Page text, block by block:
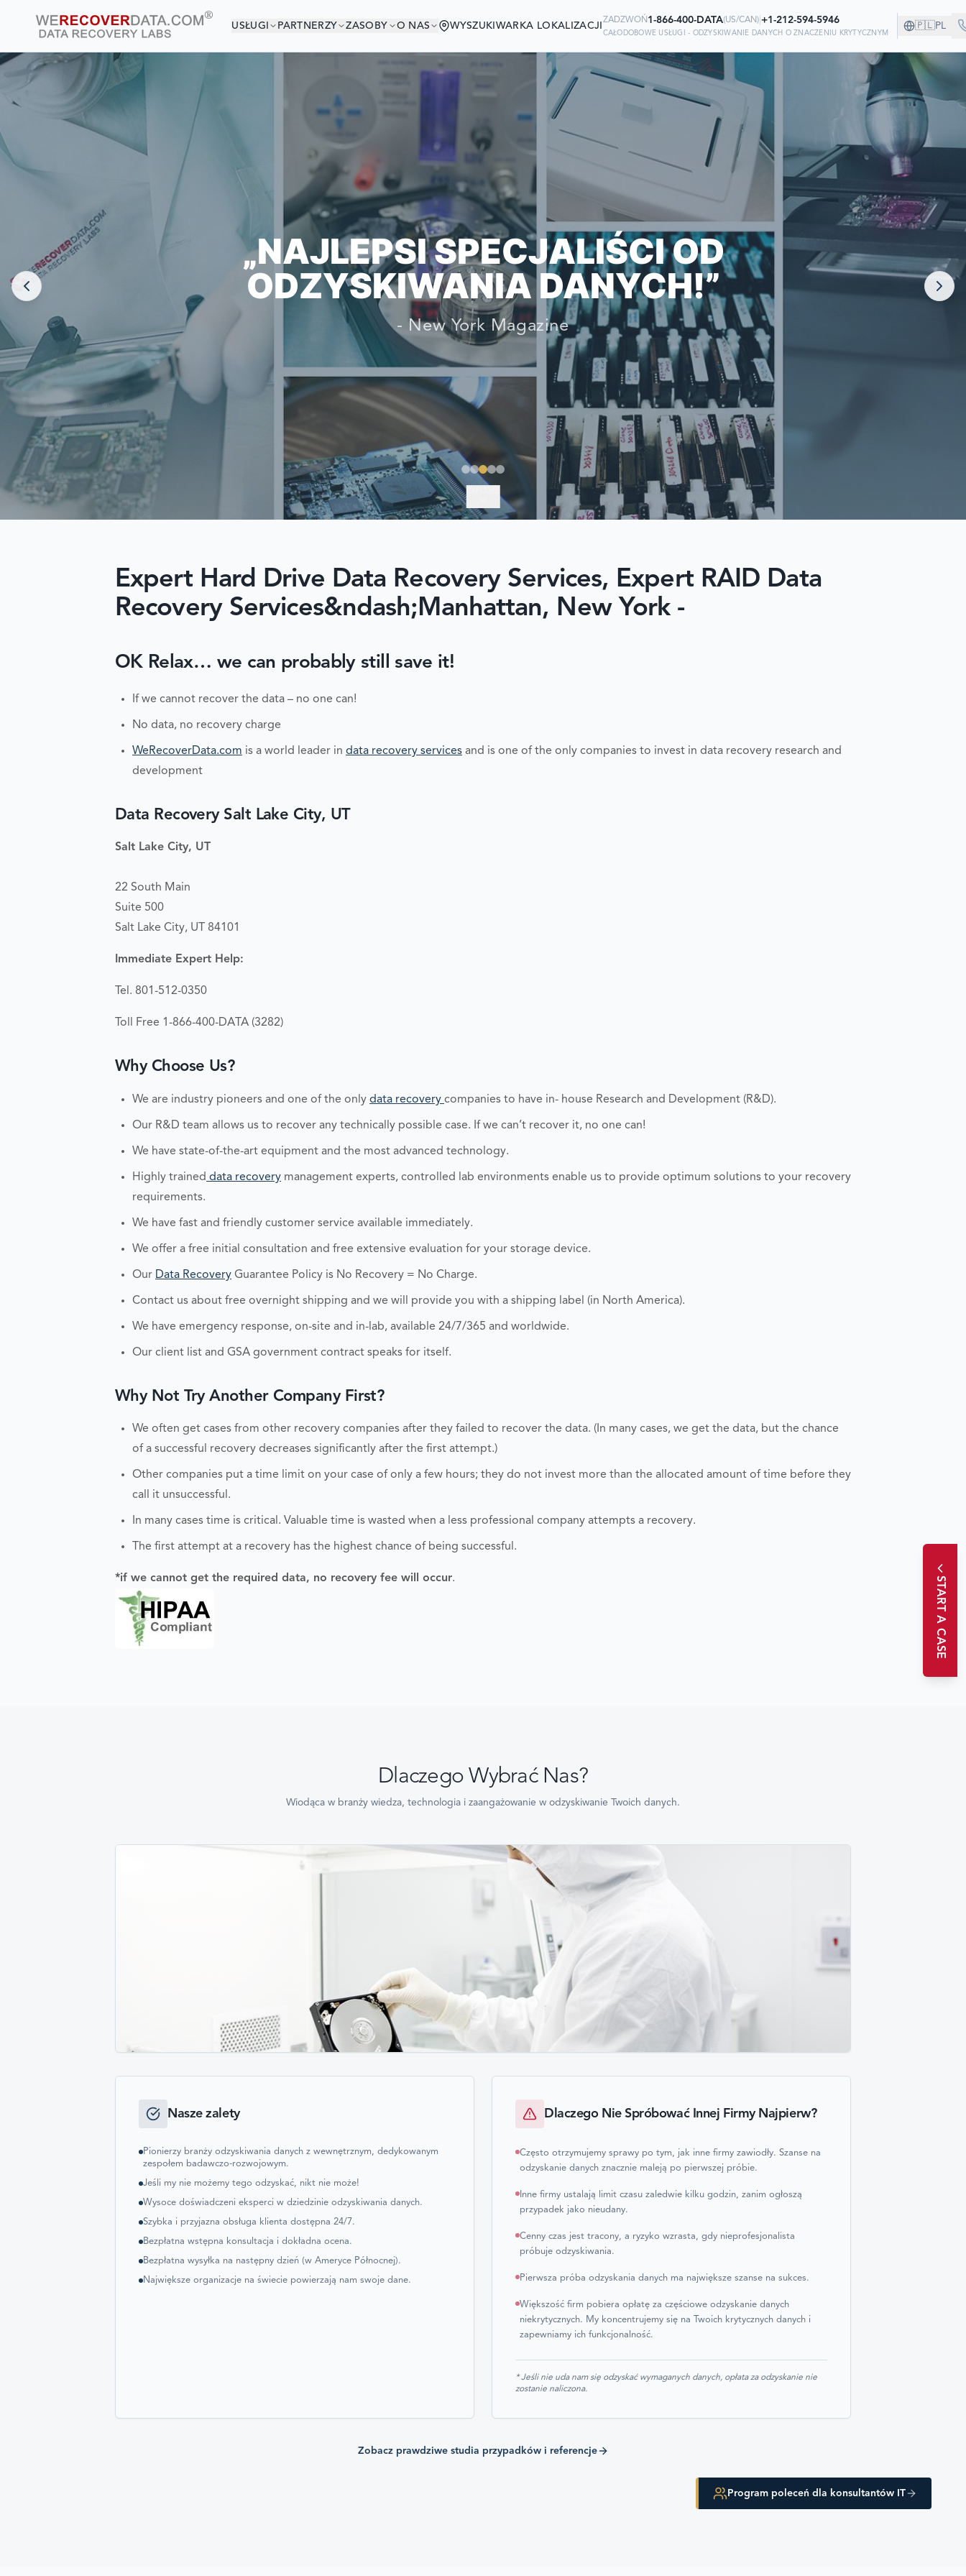
USŁUGI PARTNERZY ZASOBY O NAS WYSZUKIWARKA LOKALIZACJI
ZADZWOŃ1-866-400-DATA(US/CAN)| +1-212-594-5946
CAŁODOBOWE USŁUGI - ODZYSKIWANIE DANYCH O ZNACZENIU KRYTYCZNYM
🇵🇱PL
JESTEŚ W DOBRYM TOWARZYSTWIE!
NAJWIĘKSZE FIRMY ŚWIATA POLEGAJĄ NA NAS W ODZYSKIWANIU
SWOICH DANYCH
„NAJLEPSI SPECJALIŚCI OD
ODZYSKIWANIA DANYCH!”
- New York Magazine
EXPLORE
Expert Hard Drive Data Recovery Services, Expert RAID Data
Recovery Services&ndash;Manhattan, New York -
OK Relax… we can probably still save it!
If we cannot recover the data – no one can!
No data, no recovery charge
WeRecoverData.com is a world leader in data recovery services and is one of the only companies to invest in data recovery research and
development
Data Recovery Salt Lake City, UT
Salt Lake City, UT
22 South Main
Suite 500
Salt Lake City, UT 84101
Immediate Expert Help:
Tel. 801-512-0350
Toll Free 1-866-400-DATA (3282)
Why Choose Us?
We are industry pioneers and one of the only data recovery companies to have in- house Research and Development (R&D).
Our R&D team allows us to recover any technically possible case. If we can’t recover it, no one can!
We have state-of-the-art equipment and the most advanced technology.
Highly trained data recovery management experts, controlled lab environments enable us to provide optimum solutions to your recovery
requirements.
We have fast and friendly customer service available immediately.
We offer a free initial consultation and free extensive evaluation for your storage device.
Our Data Recovery Guarantee Policy is No Recovery = No Charge.
Contact us about free overnight shipping and we will provide you with a shipping label (in North America).
We have emergency response, on-site and in-lab, available 24/7/365 and worldwide.
Our client list and GSA government contract speaks for itself.
Why Not Try Another Company First?
We often get cases from other recovery companies after they failed to recover the data. (In many cases, we get the data, but the chance
of a successful recovery decreases significantly after the first attempt.)
Other companies put a time limit on your case of only a few hours; they do not invest more than the allocated amount of time before they
call it unsuccessful.
In many cases time is critical. Valuable time is wasted when a less professional company attempts a recovery.
The first attempt at a recovery has the highest chance of being successful.
*if we cannot get the required data, no recovery fee will occur.
Dlaczego Wybrać Nas?
Wiodąca w branży wiedza, technologia i zaangażowanie w odzyskiwanie Twoich danych.
Nasze zalety
Pionierzy branży odzyskiwania danych z wewnętrznym, dedykowanym
zespołem badawczo-rozwojowym.
Jeśli my nie możemy tego odzyskać, nikt nie może!
Wysoce doświadczeni eksperci w dziedzinie odzyskiwania danych.
Szybka i przyjazna obsługa klienta dostępna 24/7.
Bezpłatna wstępna konsultacja i dokładna ocena.
Bezpłatna wysyłka na następny dzień (w Ameryce Północnej).
Największe organizacje na świecie powierzają nam swoje dane.
Dlaczego Nie Spróbować Innej Firmy Najpierw?
Często otrzymujemy sprawy po tym, jak inne firmy zawiodły. Szanse na
odzyskanie danych znacznie maleją po pierwszej próbie.
Inne firmy ustalają limit czasu zaledwie kilku godzin, zanim ogłoszą
przypadek jako nieudany.
Cenny czas jest tracony, a ryzyko wzrasta, gdy nieprofesjonalista
próbuje odzyskiwania.
Pierwsza próba odzyskania danych ma największe szanse na sukces.
Większość firm pobiera opłatę za częściowe odzyskanie danych
niekrytycznych. My koncentrujemy się na Twoich krytycznych danych i
zapewniamy ich funkcjonalność.
* Jeśli nie uda nam się odzyskać wymaganych danych, opłata za odzyskanie nie
zostanie naliczona.
Zobacz prawdziwe studia przypadków i referencje
Program poleceń dla konsultantów IT
START A CASE